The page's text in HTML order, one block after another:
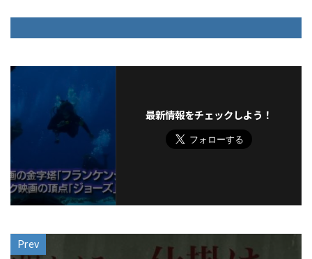
最新情報をチェックしよう！
Prev